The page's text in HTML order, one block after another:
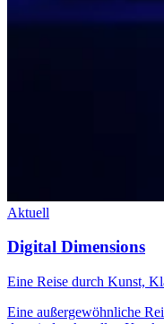
Aktuell
Digital Dimensions
Eine Reise durch Kunst,
Eine außergewöhnliche